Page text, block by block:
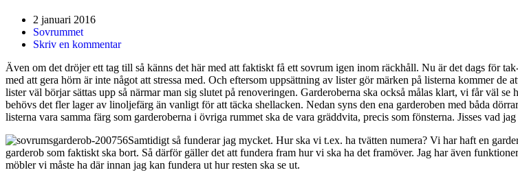
2 januari 2016
Sovrummet
Skriv en kommentar
Även om det dröjer ett tag till så känns det här med att faktiskt få ett sovrum igen inom räckhåll. Nu är det dags för
med att gera hörn är inte något att stressa med. Och eftersom uppsättning av lister gör märken på listerna kommer de
lister väl börjar sättas upp så närmar man sig slutet på renoveringen. Garderoberna ska också målas klart, vi får väl
behövs det fler lager av linoljefärg än vanligt för att täcka shellacken. Nedan syns den ena garderoben med båda
listerna vara samma färg som garderoberna i övriga rummet ska de vara gräddvita, precis som fönsterna. Jisses vad jag
Samtidigt så funderar jag mycket. Hur ska vi t.ex. ha tvätten numera? Vi har haft en
garderob som faktiskt ska bort. Så därför gäller det att fundera fram hur vi ska ha det framöver. Jag har även
möbler vi måste ha där innan jag kan fundera ut hur resten ska se ut.